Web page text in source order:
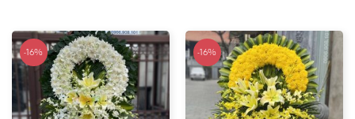
-16% -16%